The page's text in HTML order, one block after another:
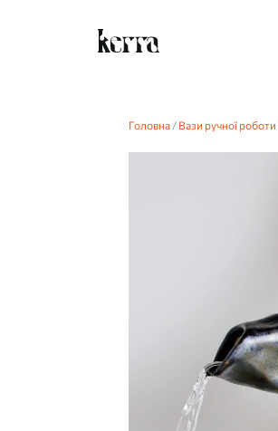
Головна / Вази ручної роботи